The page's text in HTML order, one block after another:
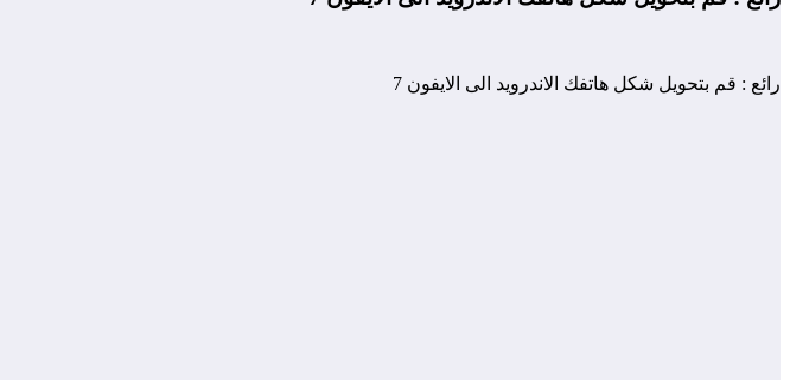
رائع : قم بتحويل شكل هاتفك الاندرويد الى الايفون 7